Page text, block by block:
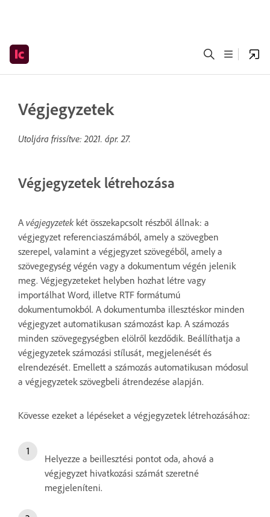
Végjegyzetek
Utoljára frissítve:2021. ápr. 27.
Végjegyzetek létrehozása
A végjegyzetek két összekapcsolt részből állnak: a
végjegyzet referenciaszámából, amely a szövegben
szerepel, valamint a végjegyzet szövegéből, amely a
szövegegység végén vagy a dokumentum végén jelenik
meg. Végjegyzeteket helyben hozhat létre vagy
importálhat Word, illetve RTF formátumú
dokumentumokból. A dokumentumba illesztéskor minden
végjegyzet automatikusan számozást kap. A számozás
minden szövegegységben elölről kezdődik. Beállíthatja a
végjegyzetek számozási stílusát, megjelenését és
elrendezését. Emellett a számozás automatikusan módosul
a végjegyzetek szövegbeli átrendezése alapján.
Kövesse ezeket a lépéseket a végjegyzetek létrehozásához:
Helyezze a beillesztési pontot oda, ahová a
végjegyzet hivatkozási számát szeretné
megjeleníteni.